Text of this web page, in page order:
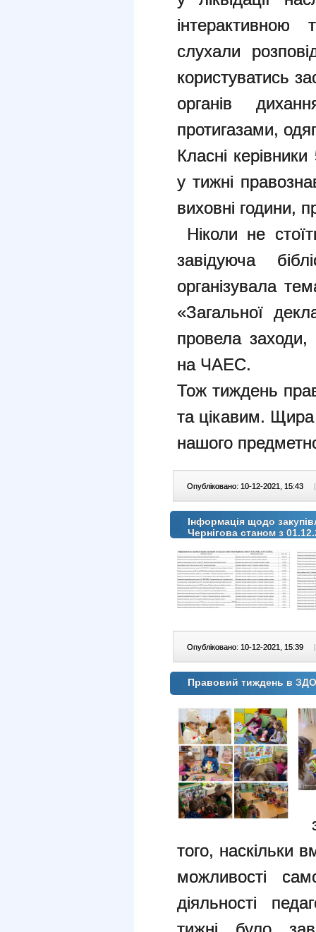
слухали
користуватись
органів
протигазами,
Класні
у тижні
виховні години,
Ніколи не
завідуюча
організувала
«Загальної
провела заходи,
на ЧАЕС.
Тож тиждень
та цікавим.
нашого
Опубліковано: 10-12-2021, 15:43 |
Інформація щодо
Чернігова станом з
Опубліковано: 10-12-2021, 15:39
Правовий тиждень в
того, наскільки
можливості
діяльності